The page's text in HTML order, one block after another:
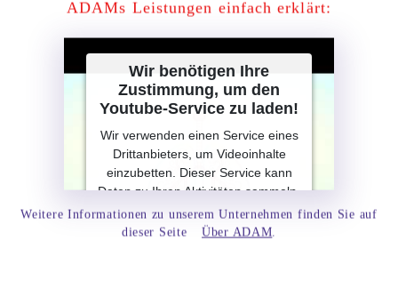
ADAMs Leistungen einfach erklärt:
Wir benötigen Ihre
Zustimmung, um den
Youtube-Service zu laden!
Wir verwenden einen Service eines
Drittanbieters, um Videoinhalte
einzubetten. Dieser Service kann
Bitte lesen Sie die Details durch und
stimmen Sie der Nutzung des
Weitere Informationen zu unserem Unternehmen finden Sie auf
dieser Seite
Über ADAM.